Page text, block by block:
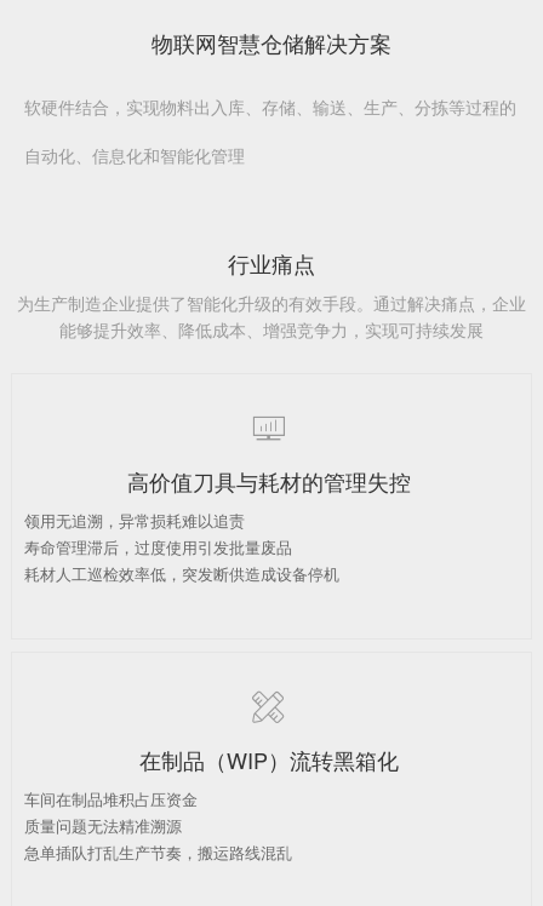
物联网智慧仓储解决方案
软硬件结合，实现物料出入库、存储、输送、生产、分拣等过程的
自动化、信息化和智能化管理
行业痛点
为生产制造企业提供了智能化升级的有效手段。通过解决痛点，企业
能够提升效率、降低成本、增强竞争力，实现可持续发展

高价值刀具与耗材的管理失控
领用无追溯，异常损耗难以追责
寿命管理滞后，过度使用引发批量废品
耗材人工巡检效率低，突发断供造成设备停机

在制品（WIP）流转黑箱化
车间在制品堆积占压资金
质量问题无法精准溯源
急单插队打乱生产节奏，搬运路线混乱